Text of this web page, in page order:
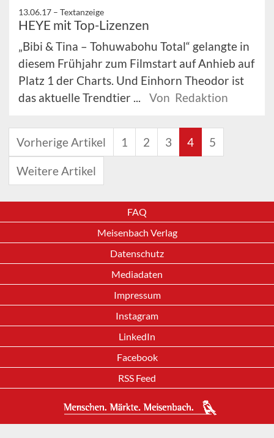
13.06.17 – Textanzeige
HEYE mit Top-Lizenzen
„Bibi & Tina – Tohuwabohu Total“ gelangte in
diesem Frühjahr zum Filmstart auf Anhieb auf
Platz 1 der Charts. Und Einhorn Theodor ist
das aktuelle Trendtier ...
Von Redaktion
Vorherige Artikel 1 2 3 4 5
Weitere Artikel
FAQ
Meisenbach Verlag
Datenschutz
Mediadaten
Impressum
Instagram
LinkedIn
Facebook
RSS Feed